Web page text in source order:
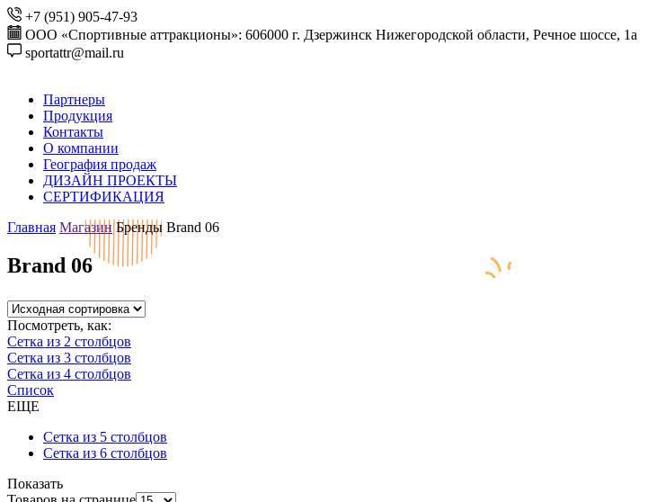
+7 (951) 905-47-93
ООО «Спортивные аттракционы»: 606000 г. Дзержинск Нижегородской области, Речное шоссе, 1а
sportattr@mail.ru
Партнеры
Продукция
Контакты
О компании
География продаж
ДИЗАЙН ПРОЕКТЫ
СЕРТИФИКАЦИЯ
Главная Магазин Бренды Brand 06
Brand 06
Посмотреть, как:
Сетка из 2 столбцов
Сетка из 3 столбцов
Сетка из 4 столбцов
Список
ЕЩЕ
Сетка из 5 столбцов
Сетка из 6 столбцов
Показать